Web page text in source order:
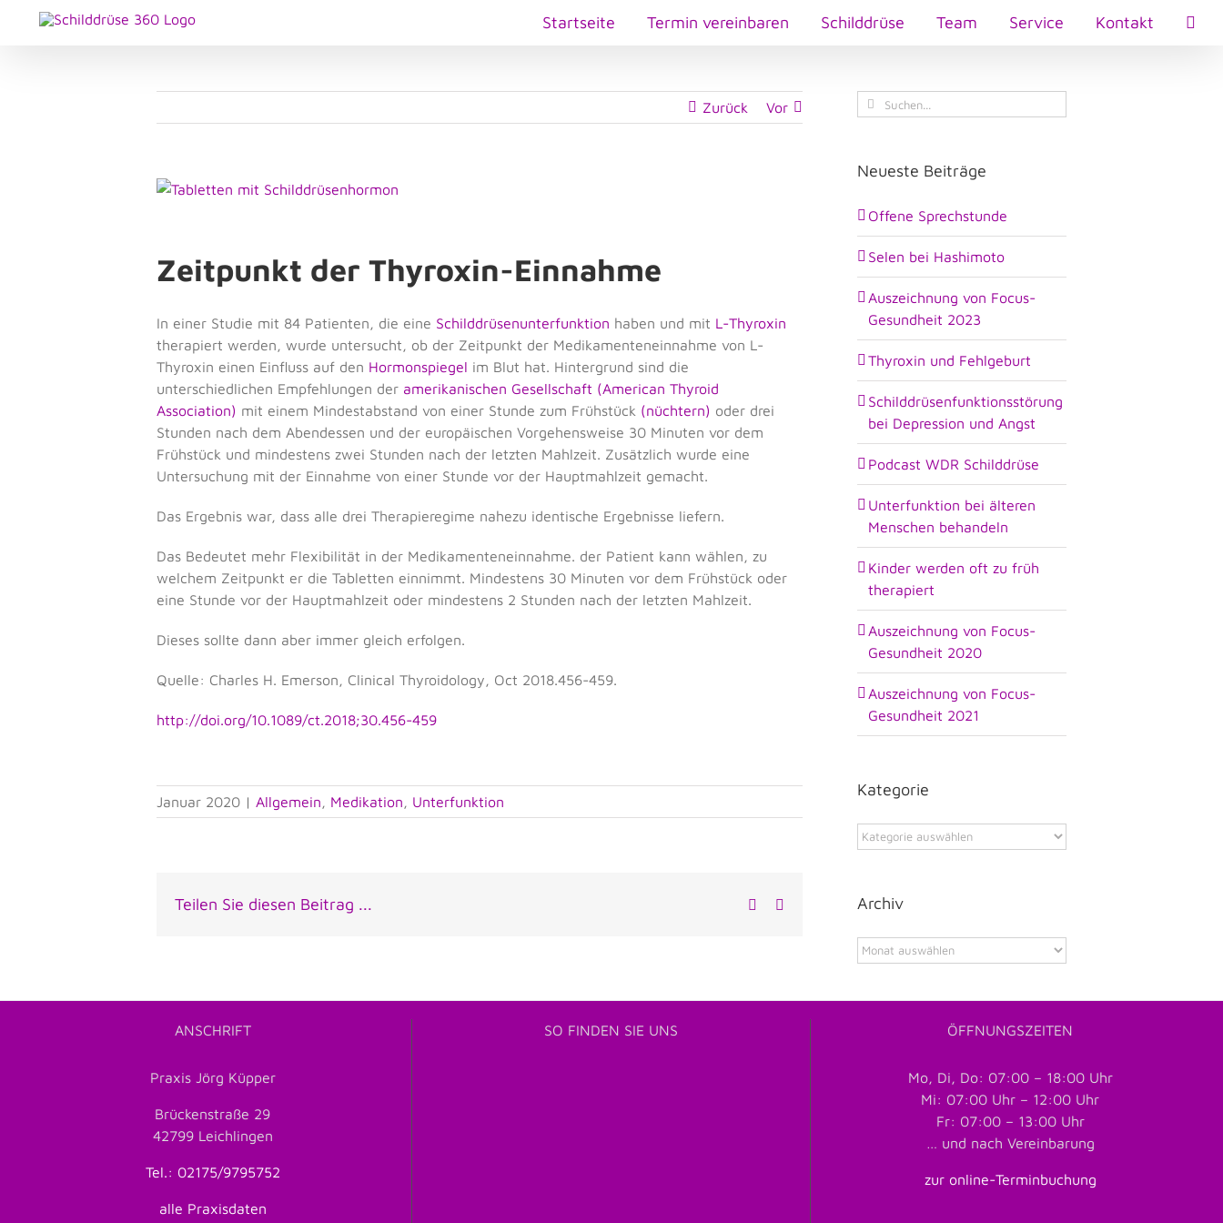
Startseite Termin vereinbaren Schilddrüse Team Service Kontakt
Zurück Vor
Zeige
Zeitpunkt der Thyroxin-Einnahme
In einer Studie mit 84 Patienten, die eine Schilddrüsenunterfunktion haben und mit L-Thyroxin
therapiert werden, wurde untersucht, ob der Zeitpunkt der Medikamenteneinnahme von L-
Thyroxin einen Einfluss auf den Hormonspiegel im Blut hat. Hintergrund sind die
unterschiedlichen Empfehlungen der amerikanischen Gesellschaft (American Thyroid
Association) mit einem Mindestabstand von einer Stunde zum Frühstück (nüchtern) oder drei
Stunden nach dem Abendessen und der europäischen Vorgehensweise 30 Minuten vor dem
Frühstück und mindestens zwei Stunden nach der letzten Mahlzeit. Zusätzlich wurde eine
Untersuchung mit der Einnahme von einer Stunde vor der Hauptmahlzeit gemacht.
Das Ergebnis war, dass alle drei Therapieregime nahezu identische Ergebnisse liefern.
Das Bedeutet mehr Flexibilität in der Medikamenteneinnahme. der Patient kann wählen, zu
welchem Zeitpunkt er die Tabletten einnimmt. Mindestens 30 Minuten vor dem Frühstück oder
eine Stunde vor der Hauptmahlzeit oder mindestens 2 Stunden nach der letzten Mahlzeit.
Dieses sollte dann aber immer gleich erfolgen.
Quelle: Charles H. Emerson, Clinical Thyroidology, Oct 2018.456-459.
http://doi.org/10.1089/ct.2018;30.456-459
Januar 2020 | Allgemein Medikation Unterfunktion
Teilen Sie diesen Beitrag ... Facebook
Suche
nach:
Neueste Beiträge
Offene Sprechstunde
Selen bei Hashimoto
Auszeichnung von Focus-
Gesundheit 2023
Thyroxin und Fehlgeburt
Schilddrüsenfunktionsstörung
bei Depression und Angst
Podcast WDR Schilddrüse
Unterfunktion bei älteren
Menschen behandeln
Kinder werden oft zu früh
therapiert
Auszeichnung von Focus-
Gesundheit 2020
Auszeichnung von Focus-
Gesundheit 2021
Kategorie
Kategorie
Archiv
Archiv
ANSCHRIFT
Praxis Jörg Küpper
Brückenstraße 29
42799 Leichlingen
Tel.: 02175/9795752
alle Praxisdaten
SO FINDEN SIE UNS ÖFFNUNGSZEITEN
Mo, Di, Do: 07:00 – 18:00 Uhr
Mi: 07:00 Uhr – 12:00 Uhr
Fr: 07:00 – 13:00 Uhr
… und nach Vereinbarung
zur online-Terminbuchung